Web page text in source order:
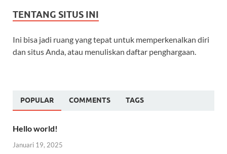
TENTANG SITUS INI
Ini bisa jadi ruang yang tepat untuk memperkenalkan diri
dan situs Anda, atau menuliskan daftar penghargaan.
POPULAR COMMENTS TAGS
Hello world!
Januari 19, 2025